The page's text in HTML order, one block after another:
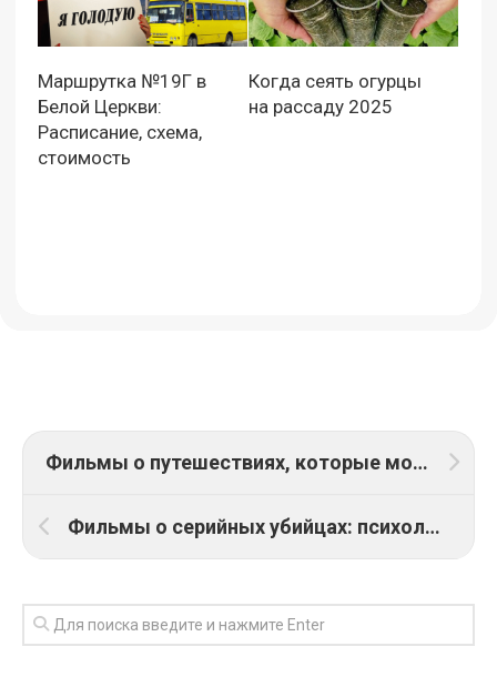
Маршрутка №19Г в
Белой Церкви:
Расписание, схема,
стоимость
Когда сеять огурцы
на рассаду 2025
Фильмы о путешествиях, которые мотивируют отправиться в путь – идеи для тех, кто любит приключения и новые страны.
Фильмы о серийных убийцах: психологические триллеры, которые шокируют – топ самых страшных сюжетов.